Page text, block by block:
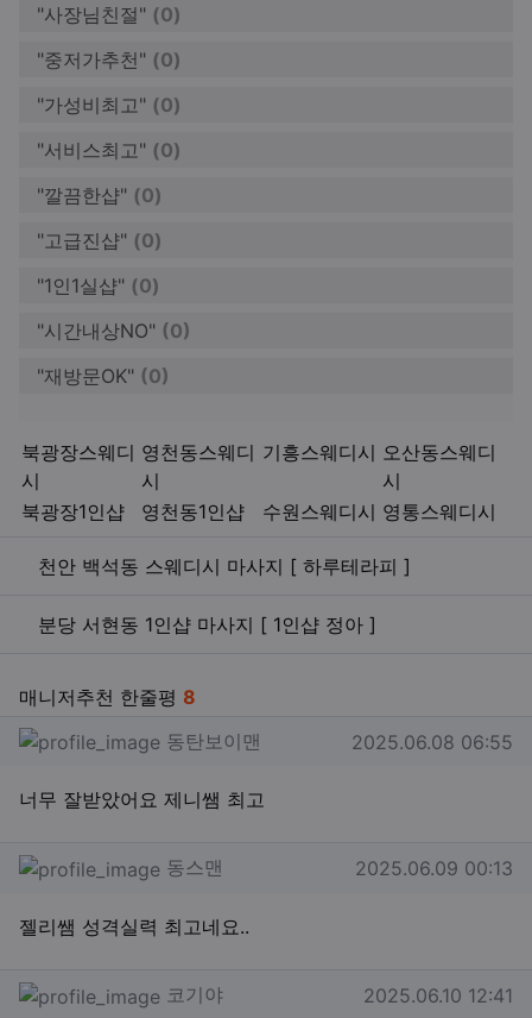
"사장님친절" (0)
"중저가추천" (0)
"가성비최고" (0)
"서비스최고" (0)
"깔끔한샵" (0)
"고급진샵" (0)
"1인1실샵" (0)
"시간내상NO" (0)
"재방문OK" (0)
북광장스웨디
시
영천동스웨디
시
기흥스웨디시 오산동스웨디
시
북광장1인샵
영천동1인샵 수원스웨디시 영통스웨디시
키워드
관련자료
천안 백석동 스웨디시 마사지 [ 하루테라피 ]
분당 서현동 1인샵 마사지 [ 1인샵 정아 ]
매니저추천 한줄평 8
동탄보이맨님의 댓글
동탄보이맨 작성일
2025.06.08 06:55
너무 잘받았어요 제니쌤 최고
동스맨님의 댓글
동스맨 작성일
2025.06.09 00:13
젤리쌤 성격실력 최고네요..
코기야님의 댓글
코기야 작성일
2025.06.10 12:41